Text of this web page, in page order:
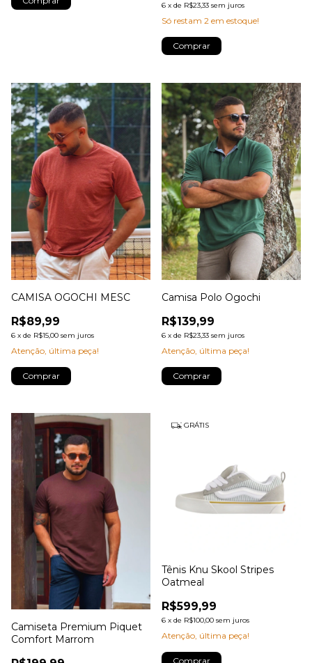
6 x de R$23,33 sem juros
Só restam 2 em estoque!
Comprar
CAMISA OGOCHI MESC
R$89,99
6 x de R$15,00 sem juros
Atenção, última peça!
Comprar
Camisa Polo Ogochi
R$139,99
6 x de R$23,33 sem juros
Atenção, última peça!
Comprar
Camiseta Premium Piquet
Comfort Marrom
GRÁTIS
Tênis Knu Skool Stripes
Oatmeal
R$599,99
6 x de R$100,00 sem juros
Atenção, última peça!
Comprar